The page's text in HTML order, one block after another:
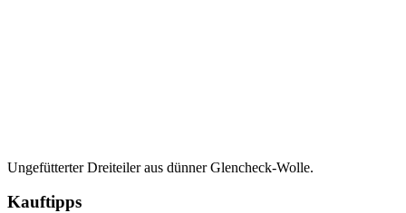
Ungefütterter Dreiteiler aus dünner Glencheck-Wolle.
Kauftipps